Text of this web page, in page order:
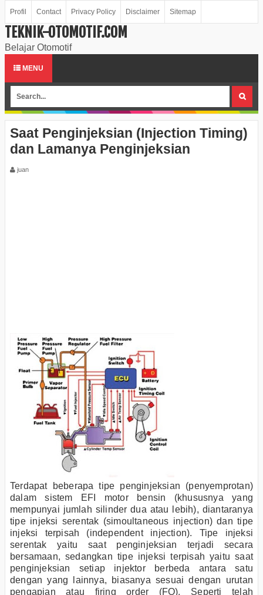
Profil Contact Privacy Policy Disclaimer Sitemap
TEKNIK-OTOMOTIF.COM
Belajar Otomotif
MENU
Saat Penginjeksian (Injection Timing)
dan Lamanya Penginjeksian
juan
Terdapat beberapa tipe penginjeksian (penyemprotan)
dalam sistem EFI motor bensin (khususnya yang
mempunyai jumlah silinder dua atau lebih), diantaranya
tipe injeksi serentak (simoultaneous injection) dan tipe
injeksi terpisah (independent injection). Tipe injeksi
serentak yaitu saat penginjeksian terjadi secara
bersamaan, sedangkan tipe injeksi terpisah yaitu saat
penginjeksian setiap injektor berbeda antara satu
dengan yang lainnya, biasanya sesuai dengan urutan
pengapian atau firing order (FO). Seperti telah